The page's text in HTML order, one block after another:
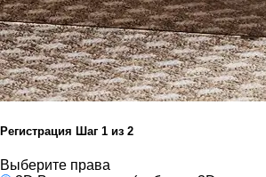
Регистрация Шаг 1 из 2
Выберите права